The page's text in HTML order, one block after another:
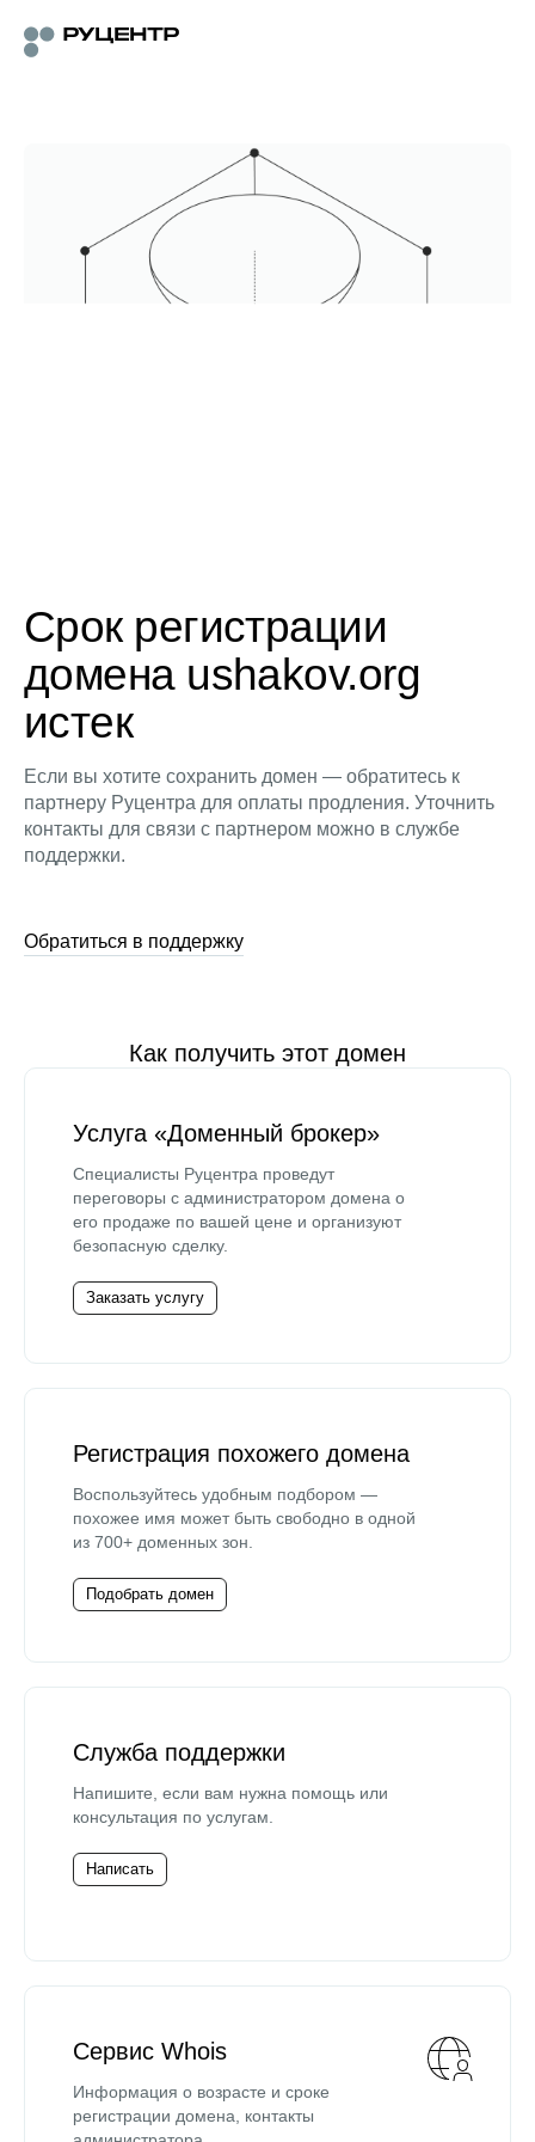
Срок регистрации
домена ushakov.org
истек
Если вы хотите сохранить домен — обратитесь к
партнеру Руцентра для оплаты продления. Уточнить
контакты для связи с партнером можно в службе
поддержки.
Обратиться в поддержку
Как получить этот домен
Услуга «Доменный брокер»
Специалисты Руцентра проведут
переговоры с администратором домена о
его продаже по вашей цене и организуют
безопасную сделку.
Заказать услугу
Регистрация похожего домена
Воспользуйтесь удобным подбором —
похожее имя может быть свободно в одной
из 700+ доменных зон.
Подобрать домен
Служба поддержки
Напишите, если вам нужна помощь или
консультация по услугам.
Написать
Сервис Whois
Информация о возрасте и сроке
регистрации домена, контакты